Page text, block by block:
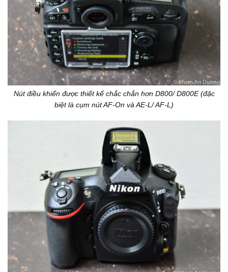
Nút điều khiển được thiết kế chắc chắn hơn D800/ D800E (đặc
biệt là cụm nút AF-On và AE-L/ AF-L)